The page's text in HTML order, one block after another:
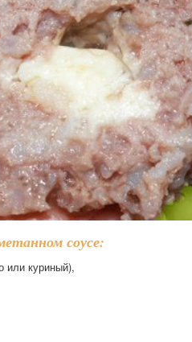
соусе:
или куриный),